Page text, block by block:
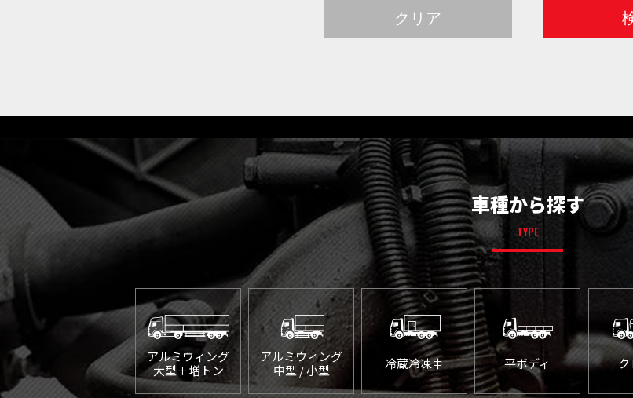
車種から探す
TYPE
アルミウィング
大型＋増トン
アルミウィング
中型 / 小型
冷蔵冷凍車 平ボディ ク